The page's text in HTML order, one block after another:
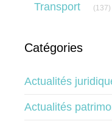
Transport (137)
Catégories
Actualités
Actualités